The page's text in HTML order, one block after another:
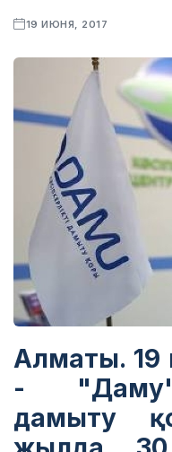
19 ИЮНЯ, 2017
Алматы. 19
- "Даму"
дамыту